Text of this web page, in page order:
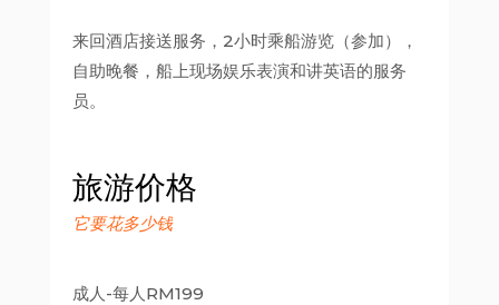
来回酒店接送服务，2小时乘船游览（参加），
自助晚餐，船上现场娱乐表演和讲英语的服务
员。
旅游价格
它要花多少钱
成人-每人RM199